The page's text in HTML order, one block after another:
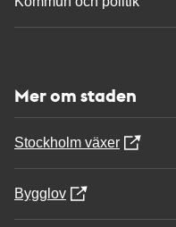
Mer om staden
Stockholm växer
Bygglov